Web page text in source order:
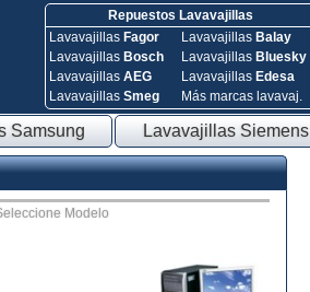
Repuestos Lavavajillas
Lavavajillas Fagor
Lavavajillas Bosch
Lavavajillas AEG
Lavavajillas Smeg
Lavavajillas Balay
Lavavajillas Bluesky
Lavavajillas Edesa
Más marcas lavavaj.
Samsung Lavavajillas Siemens
Modelo